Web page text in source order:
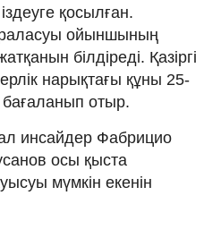
қосылған.
ойыншының
білдіреді. Қазіргі
нарықтағы құны 25-
отыр.
инсайдер Фабрицио
осы қыста
мүмкін екенін